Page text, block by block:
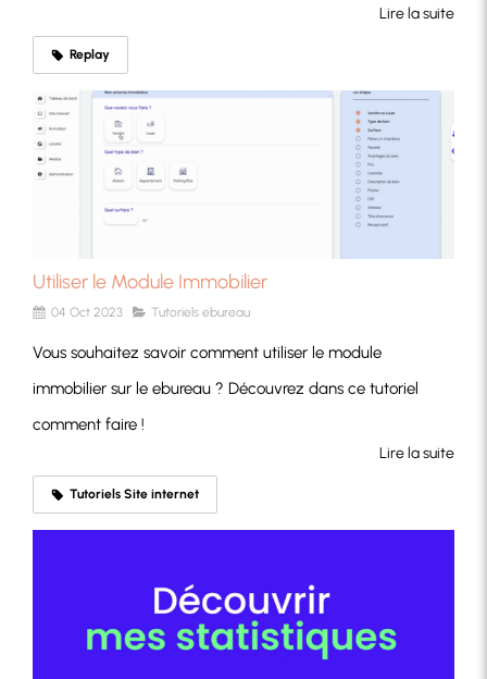
Lire la suite
Replay
Utiliser le Module Immobilier
04 Oct 2023 Tutoriels ebureau
Vous souhaitez savoir comment utiliser le module
immobilier sur le ebureau ? Découvrez dans ce tutoriel
comment faire !
Lire la suite
Tutoriels Site internet